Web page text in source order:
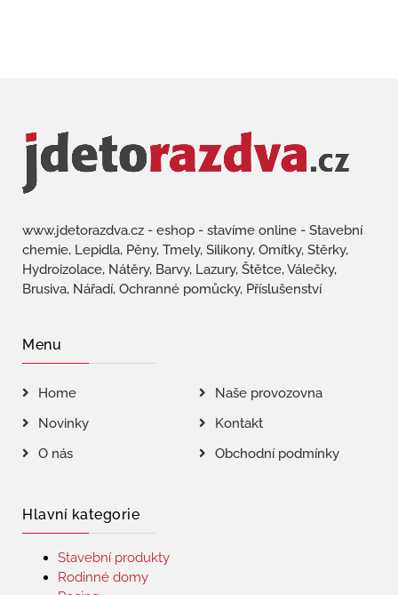
www.jdetorazdva.cz - eshop - stavíme online - Stavební
chemie, Lepidla, Pěny, Tmely, Silikony, Omítky, Stěrky,
Hydroizolace, Nátěry, Barvy, Lazury, Štětce, Válečky,
Brusiva, Nářadí, Ochranné pomůcky, Příslušenství
Menu
Home
Naše provozovna
Novinky
Kontakt
O nás
Obchodní podmínky
Hlavní kategorie
Stavební produkty
Rodinné domy